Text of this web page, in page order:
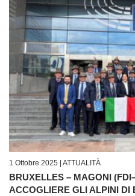
1 Ottobre 2025 | ATTUALITÀ
BRUXELLES – MAGONI
ACCOGLIERE GLI ALPINI DI